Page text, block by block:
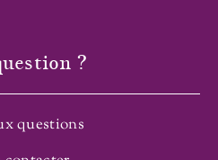
?
questions